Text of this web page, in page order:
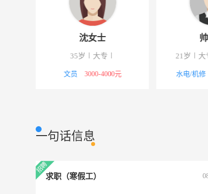
土建房建施工员 其他类型 江西恒泰
其他类型 江西恒泰
其他类型 九江市裕
沈女士
35岁 大专
文员 3000-4000元
21岁 大
水电/机修
一句话信息
求职（寒假工）